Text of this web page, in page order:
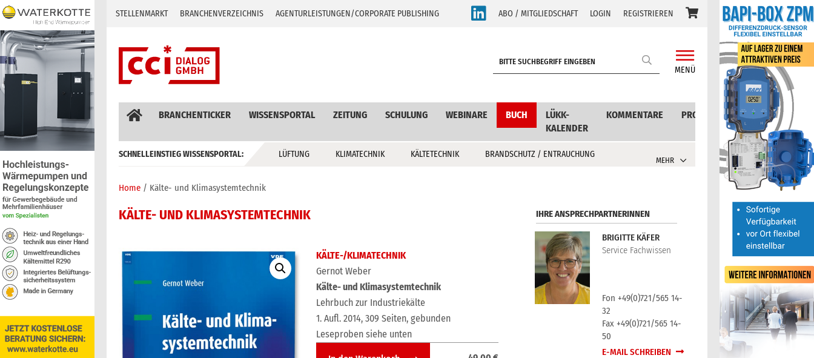
to
STELLENMARKT BRANCHENVERZEICHNIS AGENTURLEISTUNGEN/CORPORATE PUBLISHING ABO / MITGLIEDSCHAFT LOGIN REGISTRIEREN
MENÜ
BRANCHENTICKER WISSENSPORTAL ZEITUNG SCHULUNG WEBINARE BUCH
LÜKK-
KALENDER
KOMMENTARE PRODUKTE
SCHNELLEINSTIEG WISSENSPORTAL: LÜFTUNG KLIMATECHNIK KÄLTETECHNIK BRANDSCHUTZ / ENTRAUCHUNG
MEHR
Home Kälte- und Klimasystemtechnik
KÄLTE- UND KLIMASYSTEMTECHNIK
KÄLTE-/KLIMATECHNIK
Gernot Weber
Kälte- und Klimasystemtechnik
Lehrbuch zur Industriekälte
1. Aufl. 2014, 309 Seiten, gebunden
Leseproben siehe unten
IHRE ANSPRECHPARTNERINNEN
BRIGITTE KÄFER
Service Fachwissen
Fon +49(0)721/565 14-
32
Fax +49(0)721/565 14-
50
E-MAIL SCHREIBEN